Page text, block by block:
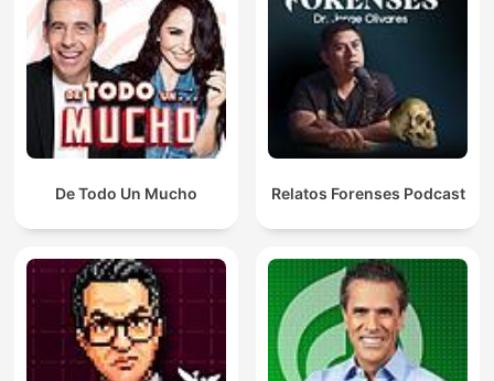
De Todo Un Mucho Relatos Forenses Podcast